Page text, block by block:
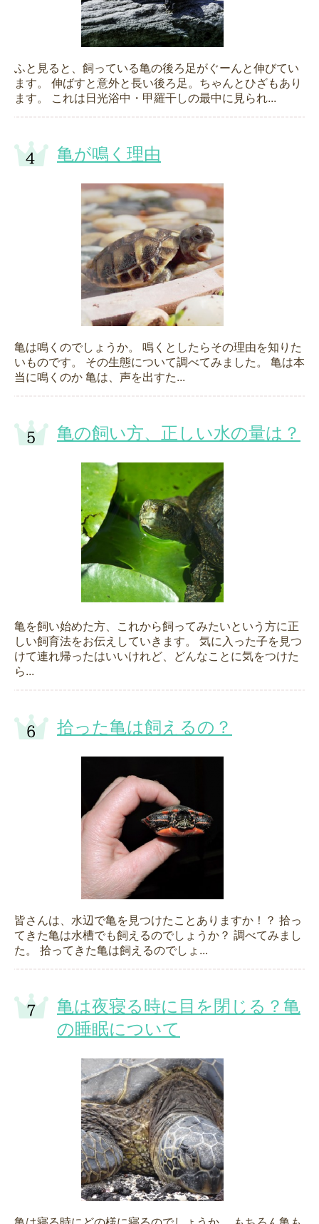
ふと見ると、飼っている亀の後ろ足がぐーんと伸びてい
ます。 伸ばすと意外と長い後ろ足。ちゃんとひざもあり
ます。 これは日光浴中・甲羅干しの最中に見られ...
亀が鳴く理由
亀は鳴くのでしょうか。 鳴くとしたらその理由を知りた
いものです。 その生態について調べてみました。 亀は本
当に鳴くのか 亀は、声を出すた...
亀の飼い方、正しい水の量は？
亀を飼い始めた方、これから飼ってみたいという方に正
しい飼育法をお伝えしていきます。 気に入った子を見つ
けて連れ帰ったはいいけれど、どんなことに気をつけた
ら...
拾った亀は飼えるの？
皆さんは、水辺で亀を見つけたことありますか！？ 拾っ
てきた亀は水槽でも飼えるのでしょうか？ 調べてみまし
た。 拾ってきた亀は飼えるのでしょ...
亀は夜寝る時に目を閉じる？亀
の睡眠について